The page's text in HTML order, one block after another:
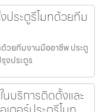
ประตูรีโมทด้วยทีม
วยทีมงานมืออาชีพ ประตู
งประตูร
บริการติดตั้งและ